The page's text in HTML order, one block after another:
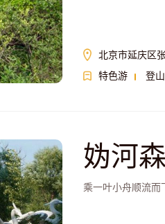
北京市延庆区
特色游
登山
妫河
乘一叶小舟顺流而